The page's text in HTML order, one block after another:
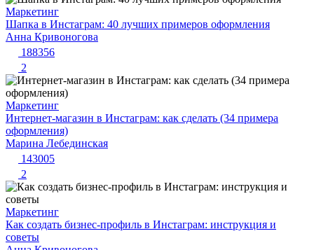
Маркетинг
Шапка в Инстаграм: 40 лучших примеров оформления
Анна Кривоногова
188356
2
Маркетинг
Интернет-магазин в Инстаграм: как сделать (34 примера
оформления)
Марина Лебединская
143005
2
Маркетинг
Как создать бизнес-профиль в Инстаграм: инструкция и
советы